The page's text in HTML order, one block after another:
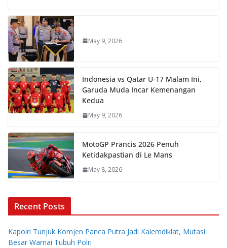
May 9, 2026
Indonesia vs Qatar U-17 Malam Ini,
Garuda Muda Incar Kemenangan
Kedua
May 9, 2026
MotoGP Prancis 2026 Penuh
Ketidakpastian di Le Mans
May 8, 2026
Recent Posts
Kapolri Tunjuk Komjen Panca Putra Jadi Kalemdiklat, Mutasi
Besar Warnai Tubuh Polri